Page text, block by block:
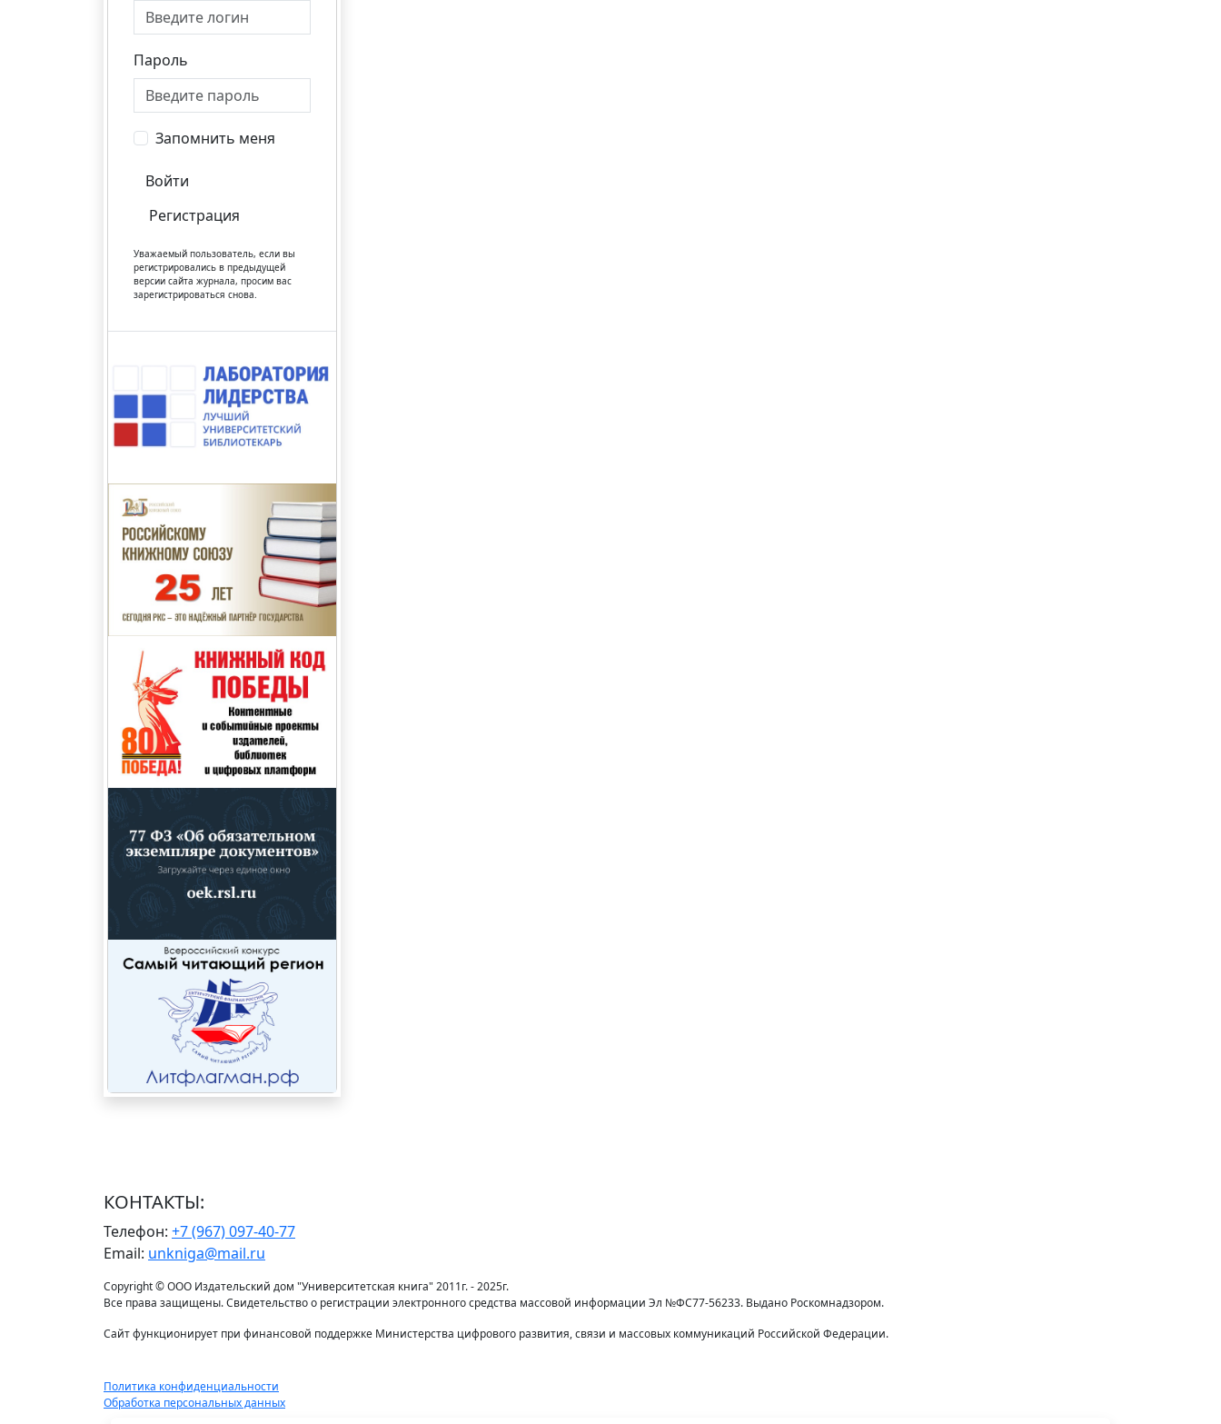
Пароль
Запомнить меня
Войти
Регистрация
Уважаемый пользователь, если вы
регистрировались в предыдущей
версии сайта журнала, просим вас
зарегистрироваться снова.
КОНТАКТЫ:
Телефон: +7 (967) 097-40-77
Email: unkniga@mail.ru
Copyright © ООО Издательский дом "Университетская книга" 2011г. - 2025г.
Все права защищены. Свидетельство о регистрации электронного средства массовой информации Эл №ФС77-56233. Выдано Роскомнадзором.
Сайт функционирует при финансовой поддержке Министерства цифрового развития, связи и массовых коммуникаций Российской Федерации.
Политика конфиденциальности
Обработка персональных данных